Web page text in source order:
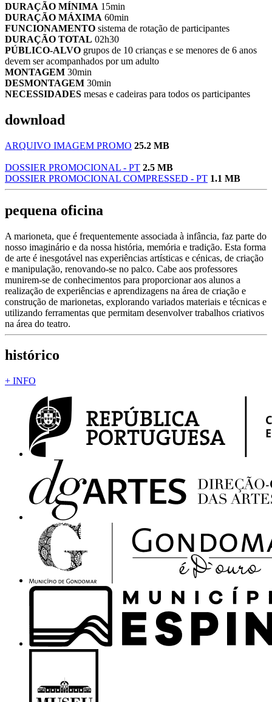
DURAÇÃO MÍNIMA 15min
DURAÇÃO MÁXIMA 60min
FUNCIONAMENTO sistema de rotação de participantes
DURAÇÃO TOTAL 02h30
PÚBLICO-ALVO grupos de 10 crianças e se menores de 6 anos
devem ser acompanhados por um adulto
MONTAGEM 30min
DESMONTAGEM 30min
NECESSIDADES mesas e cadeiras para todos os participantes
download
ARQUIVO IMAGEM PROMO 25.2 MB
DOSSIER PROMOCIONAL - PT 2.5 MB
DOSSIER PROMOCIONAL COMPRESSED - PT 1.1 MB
pequena oficina
A marioneta, que é frequentemente associada à infância, faz parte do
nosso imaginário e da nossa história, memória e tradição. Esta forma
de arte é inesgotável nas experiências artísticas e cénicas, de criação
e manipulação, renovando-se no palco. Cabe aos professores
munirem-se de conhecimentos para proporcionar aos alunos a
realização de experiências e aprendizagens na área de criação e
construção de marionetas, explorando variados materiais e técnicas e
utilizando ferramentas que permitam desenvolver trabalhos criativos
na área do teatro.
histórico
+ INFO